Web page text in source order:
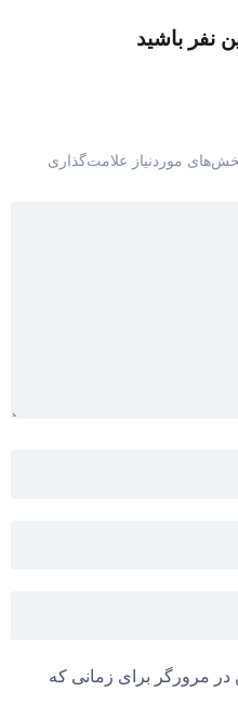
نفر باشید
موردنیاز علامت‌گذاری
در مرورگر برای زمانی که